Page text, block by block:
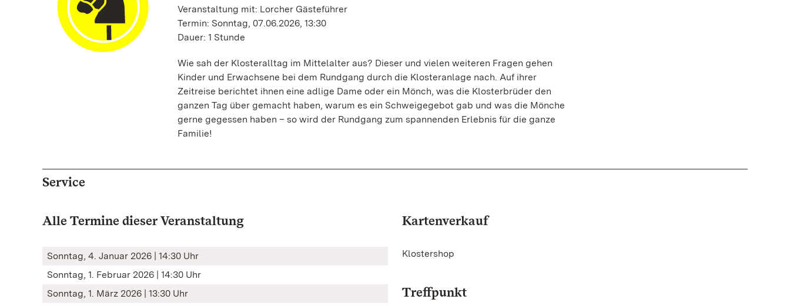
Veranstaltung mit: Lorcher Gästeführer
Termin: Sonntag, 07.06.2026, 13:30
Dauer: 1 Stunde
Wie sah der Klosteralltag im Mittelalter aus? Dieser und vielen weiteren Fragen gehen
Kinder und Erwachsene bei dem Rundgang durch die Klosteranlage nach. Auf ihrer
Zeitreise berichtet ihnen eine adlige Dame oder ein Mönch, was die Klosterbrüder den
ganzen Tag über gemacht haben, warum es ein Schweigegebot gab und was die Mönche
gerne gegessen haben – so wird der Rundgang zum spannenden Erlebnis für die ganze
Familie!
Service
Alle Termine dieser Veranstaltung
Sonntag, 4. Januar 2026 | 14:30 Uhr
Sonntag, 1. Februar 2026 | 14:30 Uhr
Sonntag, 1. März 2026 | 13:30 Uhr
Kartenverkauf
Klostershop
Treffpunkt